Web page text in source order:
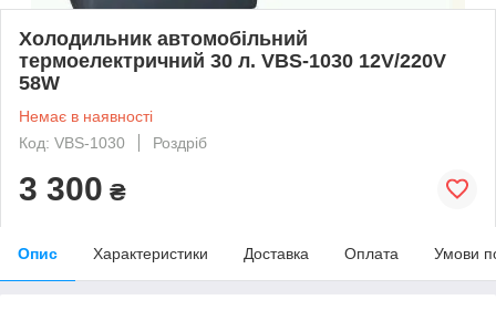
Холодильник автомобільний
термоелектричний 30 л. VBS-1030 12V/220V
58W
Немає в наявності
Код: VBS-1030
Роздріб
3 300 ₴
Опис Характеристики Доставка Оплата Умови